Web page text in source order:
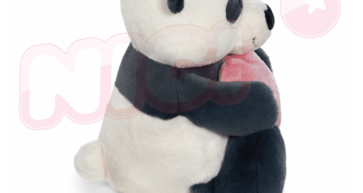
お支払期限は、ショップが請求した期日と、AFTEEで延長できる日数をも
とに計算されます。AFTEEで注文すると、商品を受け取るまで支払い期限
を延長できますが、商品を期限内に受け取れない場合があります（例：予
約商品や商品到着日が比較的遅い商品）。そのため、商品到着の有無に関
わらず、AFTEEで指定された期限内にお支払いください。
二、支払い限度額
1.初回 AFTEEを ご利用の際に、認証結果及び当社の審査の結果に基づ
き、限度額が設定されます。
2.決済金額は最低NT$20です。
3.現在、台湾の会員のみご利用いただけます。
送料を確認